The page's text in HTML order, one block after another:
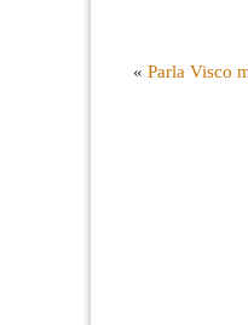
« Parla Visco